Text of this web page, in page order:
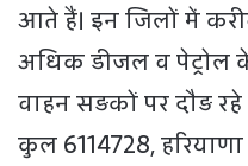
आते हैं। इन जिलों में
अधिक डीजल व पेट्रोल
वाहन सड़कों पर दौड़
कुल 6114728,